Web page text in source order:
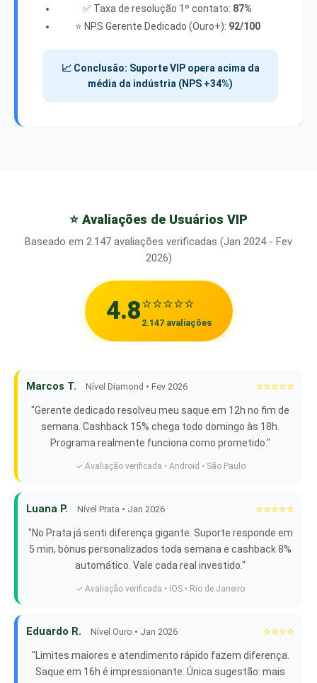
✅ Taxa de resolução 1º contato: 87%
⭐ NPS Gerente Dedicado (Ouro+): 92/100
📈 Conclusão: Suporte VIP opera acima da
média da indústria (NPS +34%)
⭐ Avaliações de Usuários VIP
Baseado em 2.147 avaliações verificadas (Jan 2024 - Fev
2026)
4.8⭐⭐⭐⭐⭐
2.147 avaliações
Marcos T. Nível Diamond • Fev 2026 ⭐⭐⭐⭐⭐
"Gerente dedicado resolveu meu saque em 12h no fim de
semana. Cashback 15% chega todo domingo às 18h.
Programa realmente funciona como prometido."
✓ Avaliação verificada • Android • São Paulo
Luana P. Nível Prata • Jan 2026 ⭐⭐⭐⭐⭐
"No Prata já senti diferença gigante. Suporte responde em
5 min, bônus personalizados toda semana e cashback 8%
automático. Vale cada real investido."
✓ Avaliação verificada • iOS • Rio de Janeiro
Eduardo R. Nível Ouro • Jan 2026 ⭐⭐⭐⭐
"Limites maiores e atendimento rápido fazem diferença.
Saque em 16h é impressionante. Única sugestão: mais